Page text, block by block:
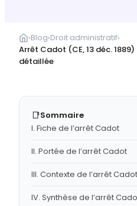
›Blog›Droit administratif›
Arrêt Cadot (CE, 13 déc.
détaillée
📑Sommaire
I. Fiche de l’arrêt Cadot
II. Portée de l’arrêt Cadot
III. Contexte de l’arrêt Cadot
IV. Synthèse de l’arrêt